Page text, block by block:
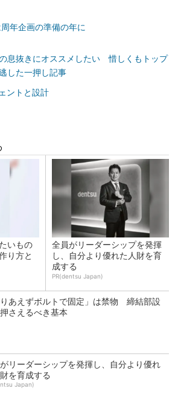
年企画の準備の年に
息抜きにオススメしたい 惜しくもトップ
した一押し記事
ントと設計
いもの
り方と
全員がリーダーシップを発揮
し、自分より優れた人財を育
成する
PR(dentsu Japan)
りあえずボルトで固定」は禁物 締結部設
さえるべき基本
リーダーシップを発揮し、自分より優れ
を育成する
Japan)